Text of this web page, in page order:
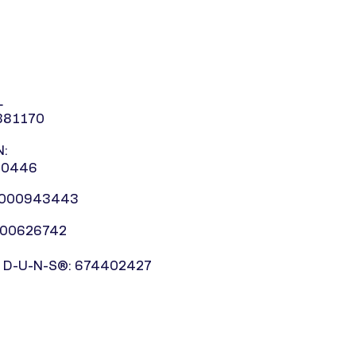
D-U-N-S®: 674402427